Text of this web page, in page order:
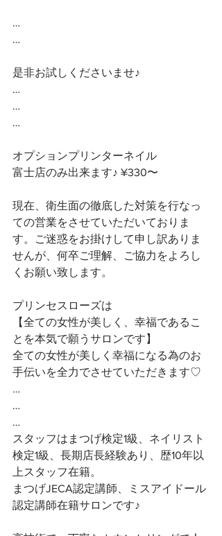
…
…
是非お試しくださいませ♪
…
…
…
オプションプリンターネイル
富士店のみ出来ます♪ ¥330〜
現在、衛生面の徹底した対策を行なっ
ての営業をさせていただいておりま
す。ご迷惑をお掛けして申し訳ありま
せんが、何卒ご理解、ご協力をよろし
くお願い致します。
プリンセスローズは
【全ての女性が美しく、幸福であるこ
とを本気で願うサロンです】
全ての女性が美しく幸福になる為のお
手伝いを全力でさせていただきます♡
…
…
…
スタッフはまつげ検定1級、ネイリスト
検定1級、長期店長経験あり、歴10年以
上スタッフ在籍。
まつげJECA認定講師、ミスアイドール
認定講師在籍サロンです♪